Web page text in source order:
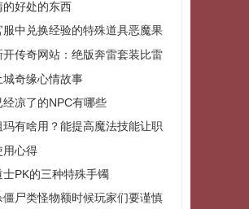
的好处的东西
服中兑换经验的特殊道具恶魔果
开传奇网站：绝版奔雷套装比雷
城奇缘心情故事
经凉了的NPC有哪些
玛有啥用？能提高魔法技能让职
用心得
士PK的三种特殊手镯
僵尸类怪物额时候玩家们要谨慎